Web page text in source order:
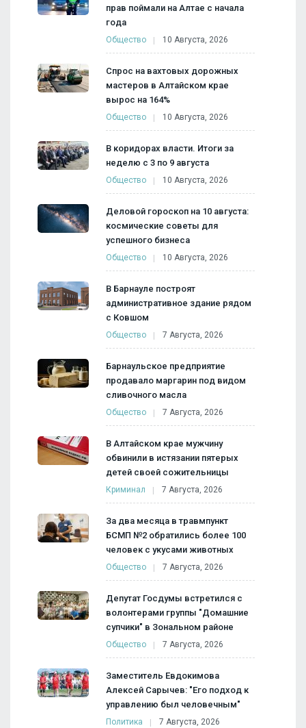
прав поймали на Алтае с начала
года
Общество 10 Августа, 2026
Спрос на вахтовых дорожных
мастеров в Алтайском крае
вырос на 164%
Общество 10 Августа, 2026
В коридорах власти. Итоги за
неделю с 3 по 9 августа
Общество 10 Августа, 2026
Деловой гороскоп на 10 августа:
космические советы для
успешного бизнеса
Общество 10 Августа, 2026
В Барнауле построят
административное здание рядом
с Ковшом
Общество 7 Августа, 2026
Барнаульское предприятие
продавало маргарин под видом
сливочного масла
Общество 7 Августа, 2026
В Алтайском крае мужчину
обвинили в истязании пятерых
детей своей сожительницы
Криминал 7 Августа, 2026
За два месяца в травмпункт
БСМП №2 обратились более 100
человек с укусами животных
Общество 7 Августа, 2026
Депутат Госдумы встретился с
волонтерами группы "Домашние
супчики" в Зональном районе
Общество 7 Августа, 2026
Заместитель Евдокимова
Алексей Сарычев: "Его подход к
управлению был человечным"
Политика 7 Августа, 2026